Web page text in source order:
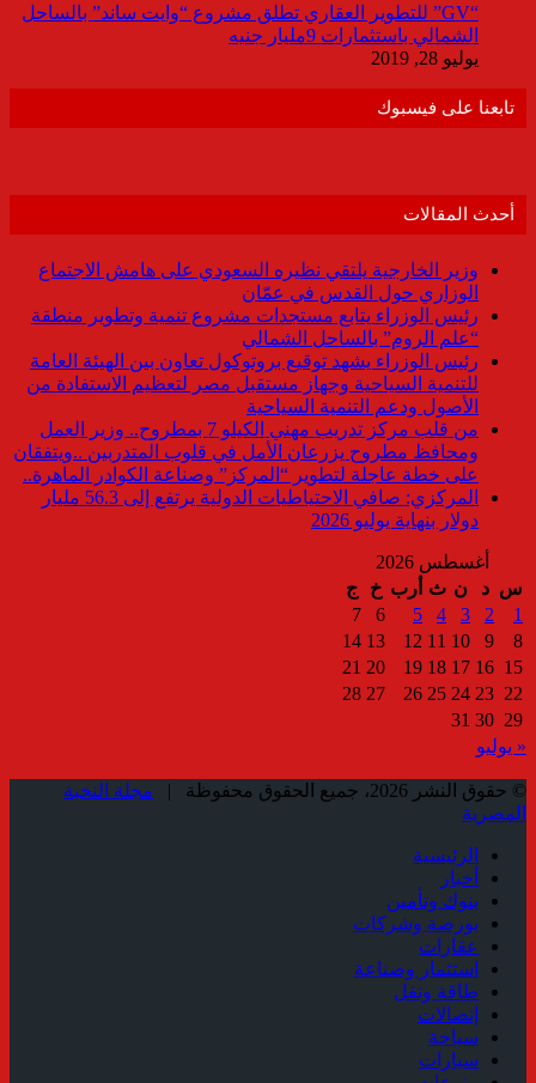
“GV” للتطوير العقاري تطلق مشروع “وايت ساند” بالساحل
الشمالي باستثمارات 9مليار جنيه
يوليو 28, 2019
تابعنا على فيسبوك
أحدث المقالات
وزير الخارجية يلتقي نظيره السعودي على هامش الاجتماع
الوزاري حول القدس في عمّان
رئيس الوزراء يتابع مستجدات مشروع تنمية وتطوير منطقة
“علم الروم” بالساحل الشمالي
رئيس الوزراء يشهد توقيع بروتوكول تعاون بين الهيئة العامة
للتنمية السياحية وجهاز مستقبل مصر لتعظيم الاستفادة من
الأصول ودعم التنمية السياحية
من قلب مركز تدريب مهني الكيلو 7 بمطروح.. وزير العمل
ومحافظ مطروح يزرعان الأمل في قلوب المتدربين ..ويتفقان
على خطة عاجلة لتطوير “المركز” وصناعة الكوادر الماهرة..
المركزي: صافي الاحتياطيات الدولية يرتفع إلى 56.3 مليار
دولار بنهاية يوليو 2026
أغسطس 2026
س د ن ث أرب خ
ج
1
2
3
4
5
6
7
8
9
10
11
12
13
14
15
16
17
18
19
20
21
22
23
24
25
26
27
28
29
30
31
« يوليو
© حقوق النشر 2026، جميع الحقوق محفوظة |
مجلة النخبة
المصرية
الرئيسية
أخبار
بنوك وتأمين
بورصة وشركات
عقارات
استثمار وصناعة
طاقة ونقل
إتصالات
سياحة
سيارات